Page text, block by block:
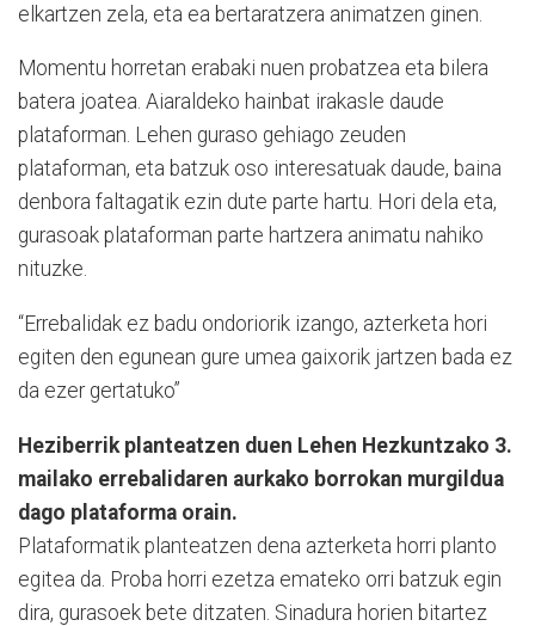
elkartzen zela, eta ea bertaratzera animatzen ginen.
Momentu horretan erabaki nuen probatzea eta bilera
batera joatea. Aiaraldeko hainbat irakasle daude
plataforman. Lehen guraso gehiago zeuden
plataforman, eta batzuk oso interesatuak daude, baina
denbora faltagatik ezin dute parte hartu. Hori dela eta,
gurasoak plataforman parte hartzera animatu nahiko
nituzke.
“Errebalidak ez badu ondoriorik izango, azterketa hori
egiten den egunean gure umea gaixorik jartzen bada ez
da ezer gertatuko”
Heziberrik planteatzen duen Lehen Hezkuntzako 3.
mailako errebalidaren aurkako borrokan murgildua
dago plataforma orain.
Plataformatik planteatzen dena azterketa horri planto
egitea da. Proba horri ezetza emateko orri batzuk egin
dira, gurasoek bete ditzaten. Sinadura horien bitartez